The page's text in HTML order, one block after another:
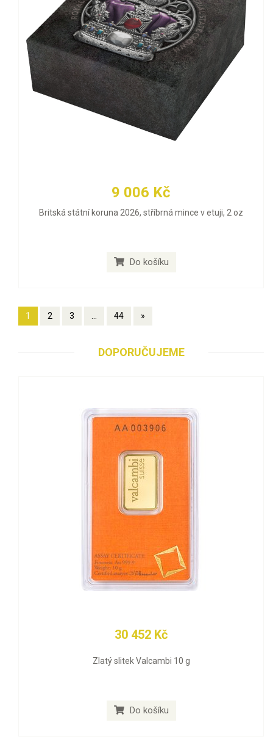
9 006 Kč
Britská státní koruna 2026, stříbrná mince v etuji, 2 oz
Do košíku
1 2 3 ... 44 »
DOPORUČUJEME
30 452 Kč
Zlatý slitek Valcambi 10 g
Do košíku